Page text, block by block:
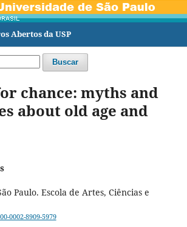
Abertos da USP
Buscar
chance: myths and
about old age and
Paulo. Escola de Artes, Ciências e
0002-8909-5979